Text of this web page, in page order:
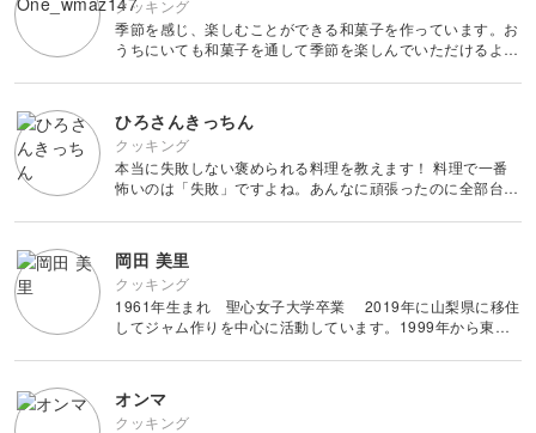
クッキング
季節を感じ、楽しむことができる和菓子を作っています。お
うちにいても和菓子を通して季節を楽しんでいただけるよう
節を楽しみましょう。
ひろさんきっちん
クッキング
本当に失敗しない褒められる料理を教えます！ 料理で一番
怖いのは「失敗」ですよね。あんなに頑張ったのに全部台無
ないんですよね。 そこで！ あなたの代わりに僕がたくさん
失敗しておきま
岡田 美里
クッキング
1961年生まれ 聖心女子大学卒業 2019年に山梨県に移住
してジャム作りを中心に活動しています。1999年から東京
をしてまいりました。デンマーク人の祖母に習ったジャムの
オンマ
クッキング